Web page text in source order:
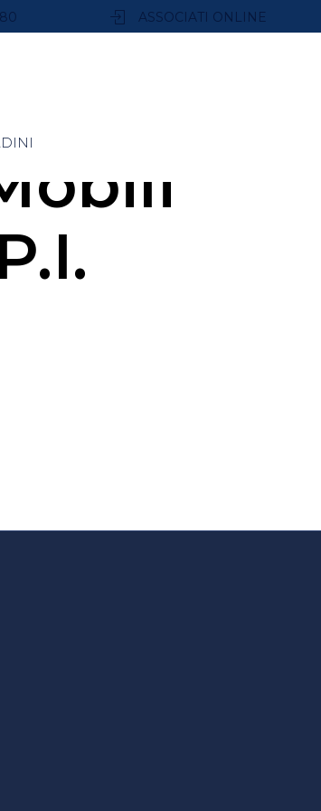
ASSOCIATI ONLINE